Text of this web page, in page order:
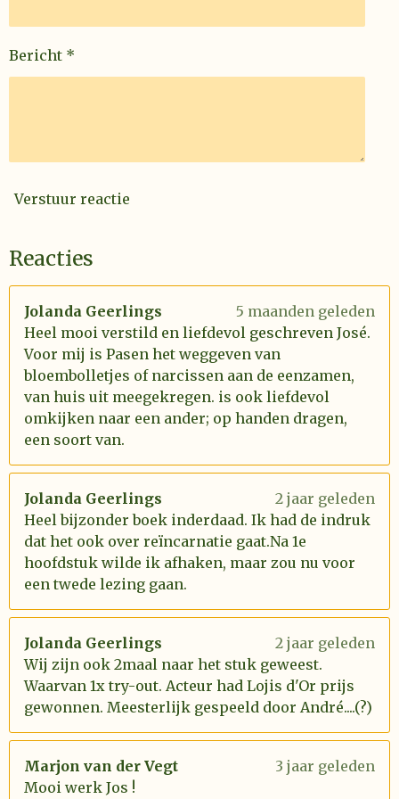
Bericht *
Verstuur reactie
Reacties
Jolanda Geerlings
5 maanden geleden
Heel mooi verstild en liefdevol geschreven José.
Voor mij is Pasen het weggeven van
bloembolletjes of narcissen aan de eenzamen,
van huis uit meegekregen. is ook liefdevol
omkijken naar een ander; op handen dragen,
een soort van.
Jolanda Geerlings
2 jaar geleden
Heel bijzonder boek inderdaad. Ik had de indruk
dat het ook over reïncarnatie gaat.Na 1e
hoofdstuk wilde ik afhaken, maar zou nu voor
een twede lezing gaan.
Jolanda Geerlings
2 jaar geleden
Wij zijn ook 2maal naar het stuk geweest.
Waarvan 1x try-out. Acteur had Lojis d'Or prijs
gewonnen. Meesterlijk gespeeld door André....(?)
Marjon van der Vegt
3 jaar geleden
Mooi werk Jos !